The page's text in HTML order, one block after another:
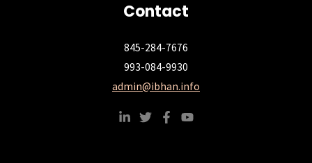
Contact
845-284-7676
993-084-9930
admin@ibhan.info